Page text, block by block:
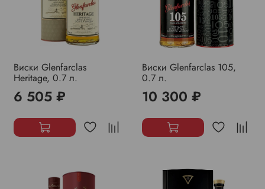
Виски Glenfarclas
Heritage, 0.7 л.
6 505 ₽
Виски Glenfarclas 105,
0.7 л.
10 300 ₽